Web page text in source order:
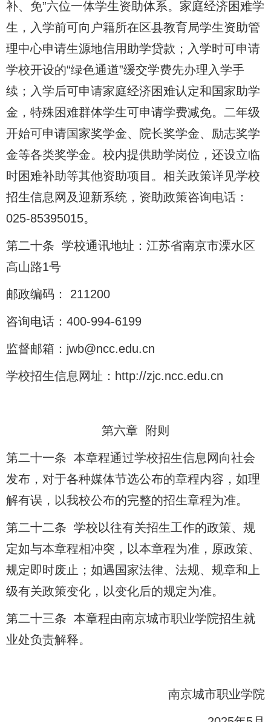
补、免”六位一体学生资助体系。家庭经济困难学
生，入学前可向户籍所在区县教育局学生资助管
理中心申请生源地信用助学贷款；入学时可申请
学校开设的“绿色通道”缓交学费先办理入学手
续；入学后可申请家庭经济困难认定和国家助学
金，特殊困难群体学生可申请学费减免。二年级
开始可申请国家奖学金、院长奖学金、励志奖学
金等各类奖学金。校内提供助学岗位，还设立临
时困难补助等其他资助项目。相关政策详见学校
招生信息网及迎新系统，资助政策咨询电话：
025-85395015。
第二十条 学校通讯地址：江苏省南京市溧水区
高山路1号
邮政编码： 211200
咨询电话：400-994-6199
监督邮箱：jwb@ncc.edu.cn
学校招生信息网址：http://zjc.ncc.edu.cn
第六章 附则
第二十一条 本章程通过学校招生信息网向社会
发布，对于各种媒体节选公布的章程内容，如理
解有误，以我校公布的完整的招生章程为准。
第二十二条 学校以往有关招生工作的政策、规
定如与本章程相冲突，以本章程为准，原政策、
规定即时废止；如遇国家法律、法规、规章和上
级有关政策变化，以变化后的规定为准。
第二十三条 本章程由南京城市职业学院招生就
业处负责解释。
南京城市职业学院